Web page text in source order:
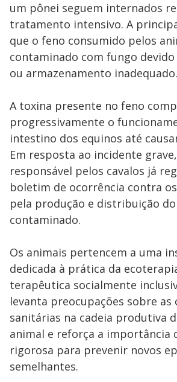
the
key
activating
close
um pônei seguem internados
tratamento intensivo. A
que o feno consumido pelos
contaminado com fungo
ou armazenamento inadequado.
A toxina presente no feno
progressivamente o
intestino dos equinos até
Em resposta ao incidente
responsável pelos cavalos já
boletim de ocorrência contra
pela produção e distribuição
contaminado.
Os animais pertencem a uma
dedicada à prática da
terapêutica socialmente
levanta preocupações sobre as
sanitárias na cadeia produtiva
animal e reforça a importância
rigorosa para prevenir novos
semelhantes.